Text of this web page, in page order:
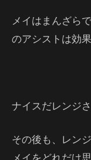
メイはまんざら
のアシストは効
ナイスだレンジさ
その後も、レン
メイをどれだけ